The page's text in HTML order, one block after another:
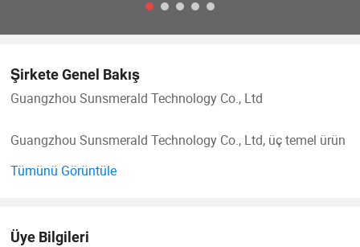
Şirkete Genel Bakış
Guangzhou Sunsmerald Technology Co., Ltd
Guangzhou Sunsmerald Technology Co., Ltd, üç temel ürün
Tümünü Görüntüle
Üye Bilgileri